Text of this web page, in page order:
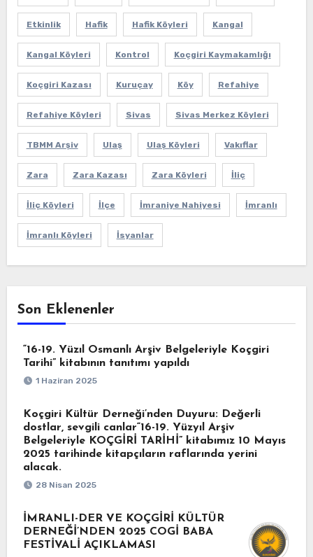
Etkinlik Hafik Hafik Köyleri Kangal
Kangal Köyleri Kontrol Koçgiri Kaymakamlığı
Koçgiri Kazası Kuruçay Köy Refahiye
Refahiye Köyleri Sivas Sivas Merkez Köyleri
TBMM Arşiv Ulaş Ulaş Köyleri Vakıflar
Zara Zara Kazası Zara Köyleri İliç
İliç Köyleri İlçe İmraniye Nahiyesi İmranlı
İmranlı Köyleri İsyanlar
Son Eklenenler
“16-19. Yüzıl Osmanlı Arşiv Belgeleriyle Koçgiri
Tarihi” kitabının tanıtımı yapıldı
1 Haziran 2025
Koçgiri Kültür Derneği’nden Duyuru: Değerli
dostlar, sevgili canlar“16-19. Yüzyıl Arşiv
Belgeleriyle KOÇGİRİ TARİHİ” kitabımız 10 Mayıs
2025 tarihinde kitapçıların raflarında yerini
alacak.
28 Nisan 2025
İMRANLI-DER VE KOÇGİRİ KÜLTÜR
DERNEĞİ’NDEN 2025 COGİ BABA
FESTİVALİ AÇIKLAMASI